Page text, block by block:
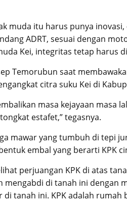
muda itu harus punya
ADRT, sesuai dengan
Kei, integritas tetap harus
Temorubun saat
citra suku Kei di
masa kejayaan masa
estafet,” tegasnya.
mawar yang tumbuh di tepi
embal yang berarti KPK
perjuangan KPK di atas
di tanah ini dengan
tanah ini. KPK adalah